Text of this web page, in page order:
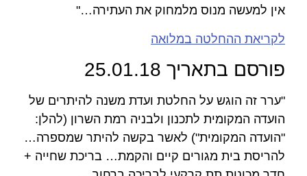
אין למעשה מנוס מלמחוק את העתירה…"
לקריאת ההחלטה במלואה
פורסם בתאריך 25.01.18
"ערר זה הוגש על החלטת ועדת משנה להיתרים של
הועדה המקומית לתכנון ולבניה רמת השרון (להלן:
"הועדה המקומית") לאשר בקשה להיתר שמספרה…
להריסת בית מגורים קיים והקמת… בריכת שחייה +